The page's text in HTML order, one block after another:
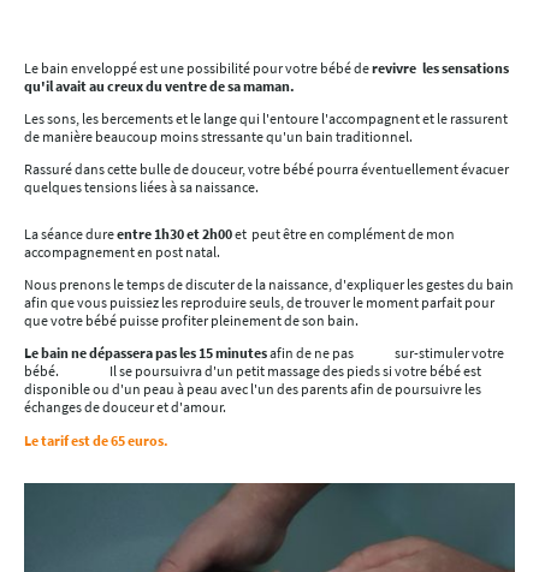
Le bain enveloppé est une possibilité pour votre bébé derevivre les sensations
qu'il avait au creux du ventre de sa maman.
Les sons, les bercements et le lange qui l'entoure l'accompagnent et le rassurent
de manière beaucoup moins stressante qu'un bain traditionnel.
Rassuré dans cette bulle de douceur, votre bébé pourra éventuellement évacuer
quelques tensions liées à sa naissance.
La séance dureentre 1h30 et 2h00et peut être en complément de mon
accompagnement en post natal.
Nous prenons le temps de discuter de la naissance, d'expliquer les gestes du bain
afin que vous puissiez les reproduire seuls, de trouver le moment parfait pour
que votre bébé puisse profiter pleinement de son bain.
Le bain ne dépassera pas les 15 minutesafin de ne pas sur-stimuler votre
bébé. Il se poursuivra d'un petit massage des pieds si votre bébé est
disponible ou d'un peau à peau avec l'un des parents afin de poursuivre les
échanges de douceur et d'amour.
Le tarif est de 65 euros.